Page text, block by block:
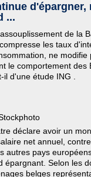
d'épargner,
...
de la
les taux
ne modifie
le comportement des
d'une étude ING .
déclare avoir un
net annuel,
autres pays
épargnant. Selon les
belges